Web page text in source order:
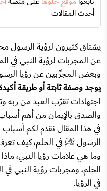
أحدث المقالات
يشتاق كثيرون لرؤية الرسول
عن المجربات لرؤية النبي في
وبعض المجرِّبين عن رؤيا
يوجد وصفة ثابتة أو طريقة
اجتهادات تقرّب العبد من ربه
والصدق بالإيمان من أهم
في هذا المقال نقدم لكم
الرسول ﷺ في الحلم، كيف
وما هي علامات رؤيا النبي،
الحلم، ومجربات رؤية النبي
في الرؤيا.